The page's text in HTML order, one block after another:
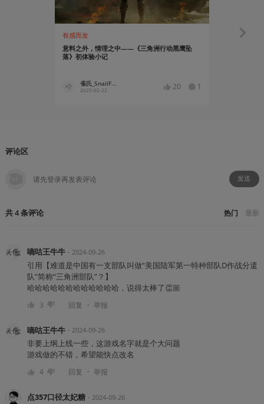
有感而发
意料之外，情理之中——《三角洲行动黑鹰坠
落》初体验小记
雀氏_SnailF...
2025-02-22 20 1
评论区
发送
共4条评论 热门 最新
嘀咕王牛牛・ 2024-09-26
引用【难道是中国有一支部队叫做“美国陆军第一特种部队D作战分遣
队”简称“三角洲部队”？】
哈哈哈哈哈哈哈哈哈哈哈哈，说得太棒了👏🏼
3 回复 ・ 举报
嘀咕王牛牛・ 2024-09-26
非要上纲上线一些，这游戏名字就是个大问题
游戏做的不错，希望能快点改名
4 回复 ・ 举报
点357口径太妃糖・ 2024-09-26